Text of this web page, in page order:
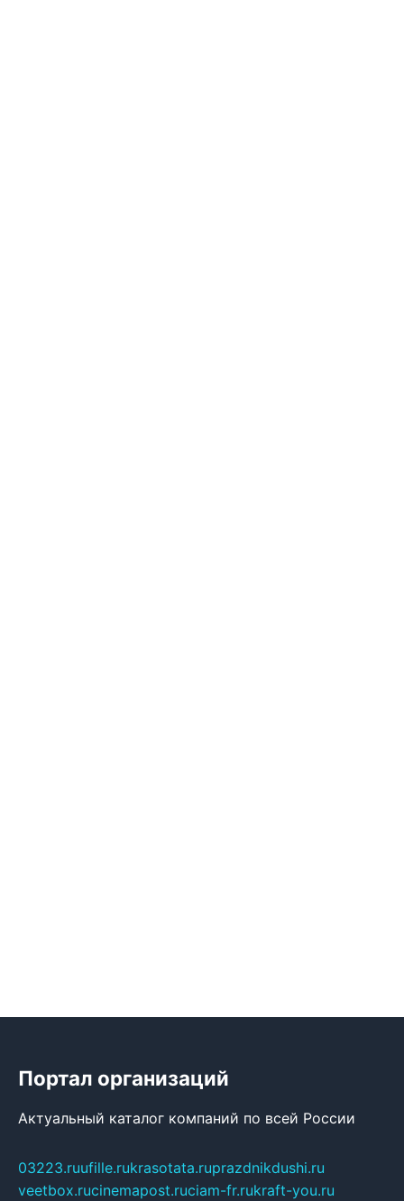
Портал организаций
Актуальный каталог компаний по всей России
03223.ruufille.rukrasotata.ruprazdnikdushi.ru
veetbox.rucinemapost.ruciam-fr.rukraft-you.ru